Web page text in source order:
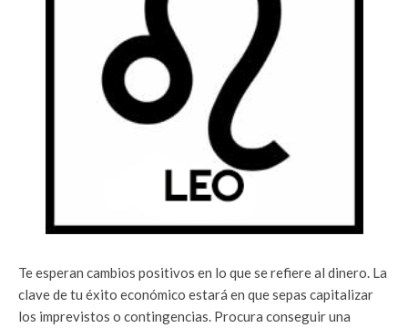
Te esperan cambios positivos en lo que se refiere al dinero. La
clave de tu éxito económico estará en que sepas capitalizar
los imprevistos o contingencias. Procura conseguir una